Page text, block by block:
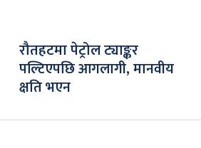
रौतहटमा पेट्रोल ट्याङ्कर
पल्टिएपछि आगलागी, मानवीय
क्षति भएन